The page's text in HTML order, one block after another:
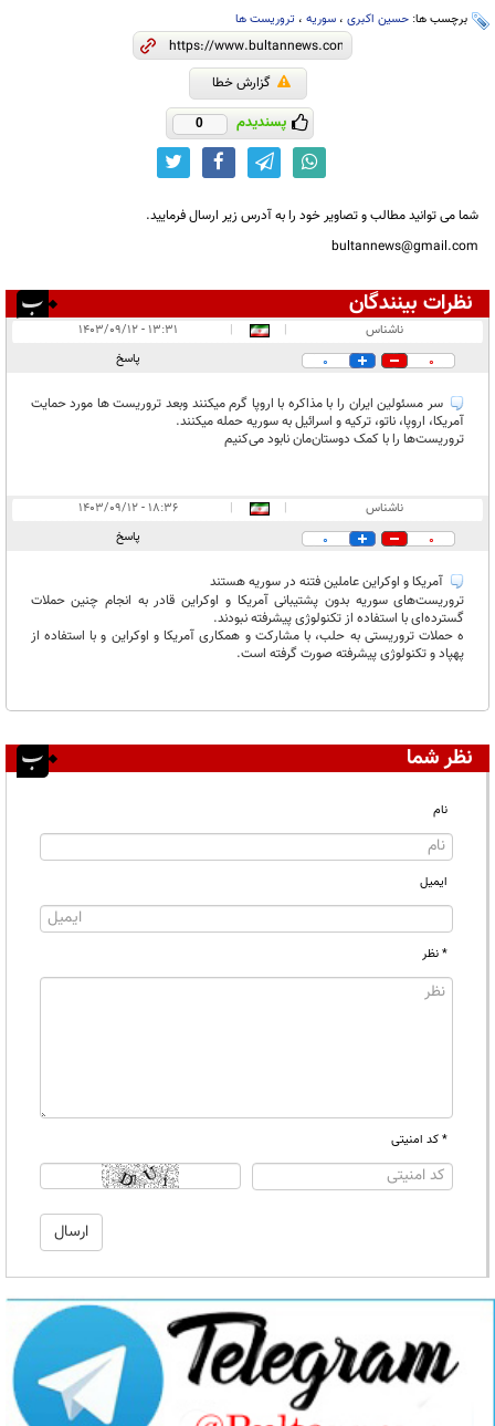
برچسب ها: حسین اکبری ، سوریه ، تروریست ها
گزارش خطا
پسندیدم 0
شما می توانید مطالب و تصاویر خود را به آدرس زیر ارسال فرمایید.
bultannews@gmail.com
نظرات بینندگان
در انتظار بررسی:
ناشناس |
|
۱۳:۳۱ - ۱۴۰۳/۰۹/۱۲
0
0 پاسخ
سر مسئولین ایران را با مذاکره با اروپا گرم میکنند وبعد تروریست ها مورد حمایت
آمریکا، اروپا، ناتو، ترکیه و اسرائیل به سوریه حمله میکنند.
تروریست‌ها را با کمک دوستان‌مان نابود می‌کنیم
ناشناس |
|
۱۸:۳۶ - ۱۴۰۳/۰۹/۱۲
0
0 پاسخ
آمریکا و اوکراین عاملین فتنه در سوریه هستند
تروریست‌های سوریه بدون پشتیبانی آمریکا و اوکراین قادر به انجام چنین حملات
گسترده‌ای با استفاده از تکنولوژی پیشرفته نبودند.
ه حملات تروریستی به حلب، با مشارکت و همکاری آمریکا و اوکراین و با استفاده از
پهپاد و تکنولوژی پیشرفته صورت گرفته است.
نظر شما
نام
ایمیل
* نظر
* کد امنیتی